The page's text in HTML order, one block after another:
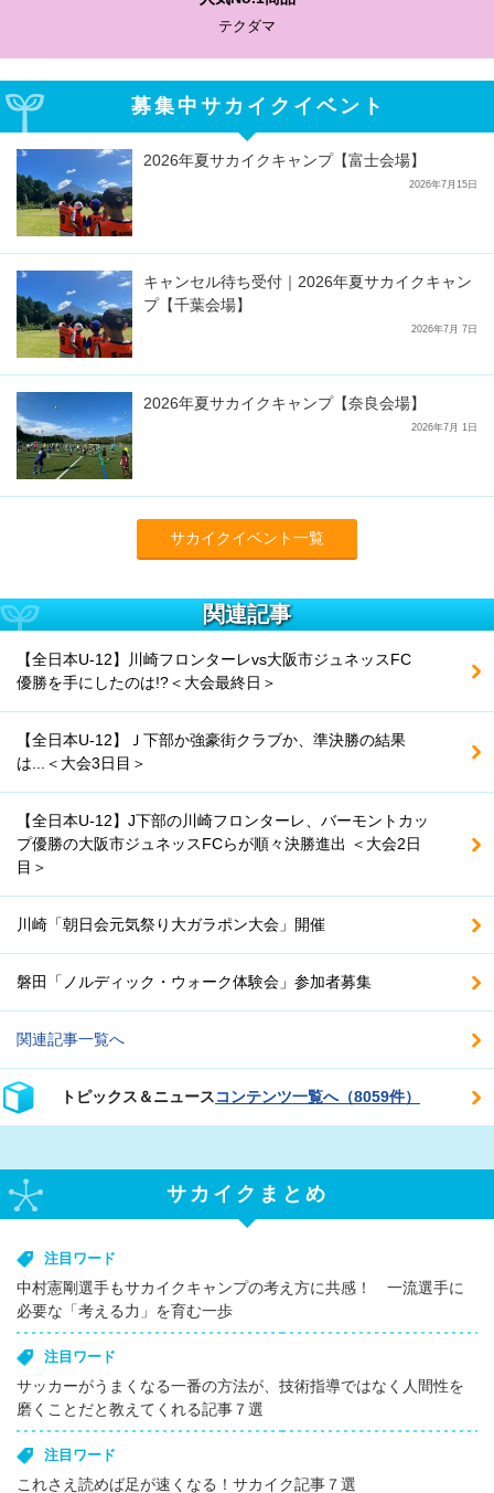
テクダマ
募集中サカイクイベント
2026年夏サカイクキャンプ【富士会場】
2026年7月15日
キャンセル待ち受付｜2026年夏サカイクキャン
プ【千葉会場】
2026年7月 7日
2026年夏サカイクキャンプ【奈良会場】
2026年7月 1日
サカイクイベント一覧
関連記事
【全日本U-12】川崎フロンターレvs大阪市ジュネッスFC
優勝を手にしたのは!?＜大会最終日＞
【全日本U-12】Ｊ下部か強豪街クラブか、準決勝の結果
は...＜大会3日目＞
【全日本U-12】J下部の川崎フロンターレ、バーモントカッ
プ優勝の大阪市ジュネッスFCらが順々決勝進出 ＜大会2日
目＞
川崎「朝日会元気祭り大ガラポン大会」開催
磐田「ノルディック・ウォーク体験会」参加者募集
関連記事一覧へ
トピックス＆ニュースコンテンツ一覧へ（8059件）
サカイクまとめ
注目ワード
中村憲剛選手もサカイクキャンプの考え方に共感！ 一流選手に
必要な「考える力」を育む一歩
注目ワード
サッカーがうまくなる一番の方法が、技術指導ではなく人間性を
磨くことだと教えてくれる記事７選
注目ワード
これさえ読めば足が速くなる！サカイク記事７選